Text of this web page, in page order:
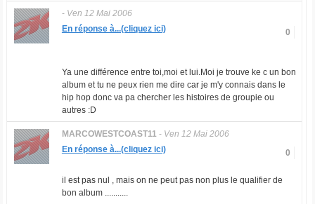
- Ven 12 Mai 2006
0
En réponse à...(cliquez ici)
Ya une différence entre toi,moi et lui.Moi je trouve ke c un bon
album et tu ne peux rien me dire car je m'y connais dans le
hip hop donc va pa chercher les histoires de groupie ou
autres :D
MARCOWESTCOAST11- Ven 12 Mai 2006
0
En réponse à...(cliquez ici)
il est pas nul , mais on ne peut pas non plus le qualifier de
bon album ...........